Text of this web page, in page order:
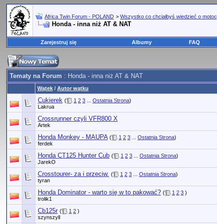
Africa Twin Forum - POLAND > Wszystko co chciałbyś wiedzieć o
Honda - inna niż AT & NAT
Zarejestruj się Albumy FAQ
Tematy na Forum : Honda - inna niż AT & NAT
Wątek / Autor wątku
Cukierek ( 1 2 3 Ostatnia Strona)
Lakrua
Crossrunner czyli VFR800 X
Artek
Honda Monkey - MAUPA ( 1 2 3 Ostatnia Strona)
ferdek
Honda CT125 Hunter Cub ( 1 2 3 Ostatnia Strona)
JarekO
Crosstourer- za i przeciw. ( 1 2 3 Ostatnia Strona)
tyran
Honda Dominator - warto się w to pakować? ( 1 2 3 )
trolik1
Cb125r ( 1 2 )
szynszyll